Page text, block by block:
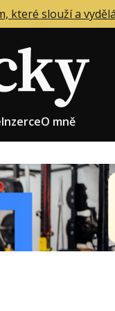
které slouží a
InzerceO mně
CEO